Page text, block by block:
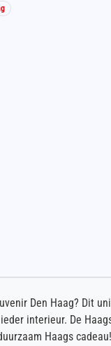
Den Haag? Dit
interieur. De
Haags